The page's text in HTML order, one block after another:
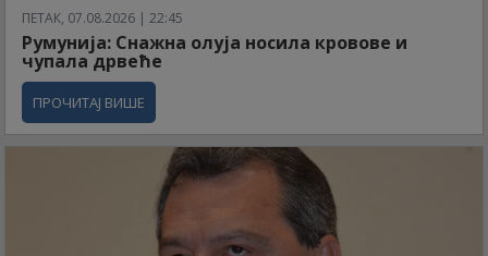
ПЕТАК, 07.08.2026 | 22:45
Румунија: Снажна олуја носила кровове и
чупала дрвеће
ПРОЧИТАЈ ВИШЕ